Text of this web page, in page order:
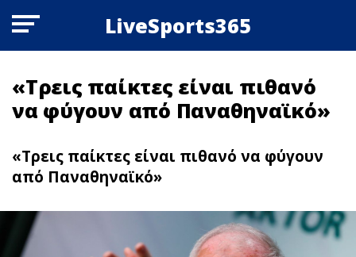
LiveSports365
«Τρεις παίκτες είναι πιθανό
να φύγουν από Παναθηναϊκό»
«Τρεις παίκτες είναι πιθανό να φύγουν
από Παναθηναϊκό»